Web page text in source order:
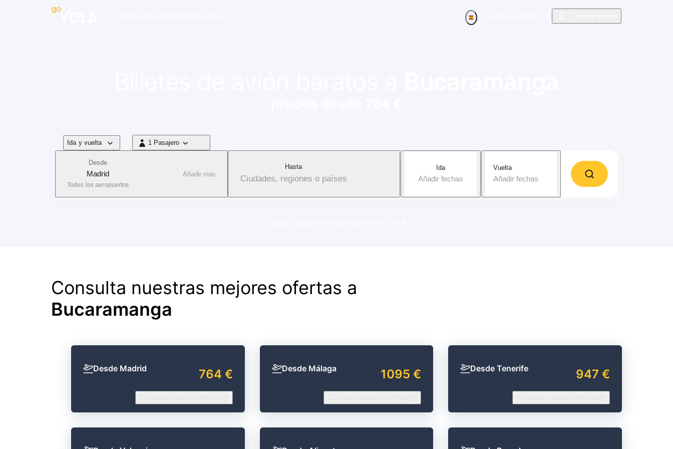
Tipo de vuelo
Ida y vuelta 1 Pasajero
1 Pasajero
Desde
Madrid
Todos los aeropuertos
Añadir más
Hasta
Ciudades, regiones o países
Ida
Añadir fechas
Vuelta
Añadir fechas
Consulta nuestras mejores ofertas a
Bucaramanga
Desde Madrid 764 € Desde Málaga 1095 € Desde Tenerife 947 €